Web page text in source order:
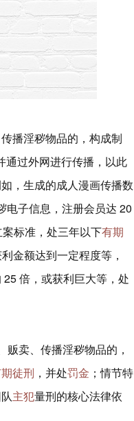
播淫秽物品的，构成制
通过外网进行传播，以此
，生成的成人漫画传播数
电子信息，注册会员达 20
标准，处三年以下有期
金额达到一定程度等，
倍，或获利巨大等，处
卖、传播淫秽物品的，
徒刑 ，并处罚金 ；情节特
主犯量刑的核心法律依